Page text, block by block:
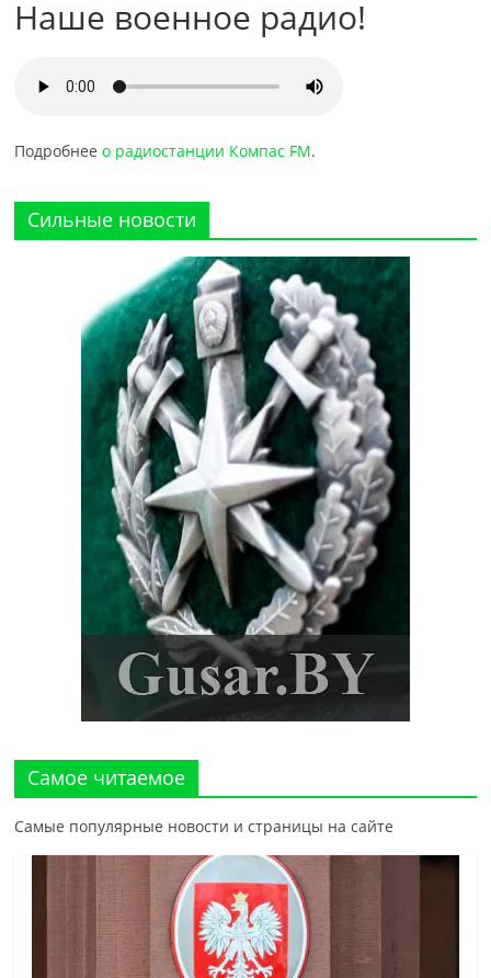
Наше военное радио!
Подробнеео радиостанции Компас FM.
Сильные новости
Самое читаемое
Самые популярные новости и страницы на сайте